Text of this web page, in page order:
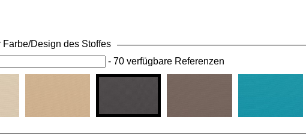
Design des Stoffes
- 70 verfügbare Referenzen